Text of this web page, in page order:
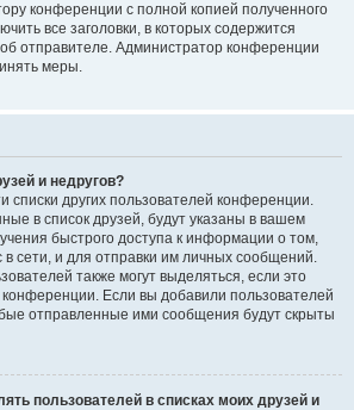
конференции с полной копией полученного
все заголовки, в которых содержится
отправителе. Администратор конференции
меры.
и недругов?
списки других пользователей конференции.
в список друзей, будут указаны в вашем
быстрого доступа к информации о том,
в сети, и для отправки им личных сообщений.
также могут выделяться, если это
Если вы добавили пользователей
отправленные ими сообщения будут скрыты
пользователей в списках моих друзей и